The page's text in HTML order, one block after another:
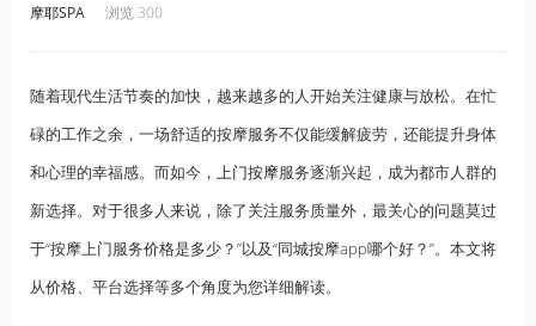
摩耶SPA 浏览 300
随着现代生活节奏的加快，越来越多的人开始关注健康与放松。在忙
碌的工作之余，一场舒适的按摩服务不仅能缓解疲劳，还能提升身体
和心理的幸福感。而如今， 上门按摩服务逐渐兴起，成为都市人群的
新选择。对于很多人来说，除了关注服务质量外，最关心的问题莫过
于“按摩上门服务价格是多少？”以及“同城按摩app哪个好？”。本文将
从价格、平台选择等多个角度为您详细解读。